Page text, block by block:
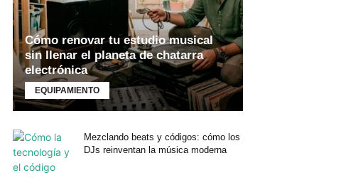
Cómo renovar tu estudio musical
sin llenar el planeta de chatarra
electrónica
EQUIPAMIENTO
Mezclando beats y códigos: cómo los
DJs reinventan la música moderna